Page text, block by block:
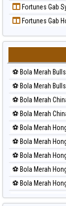
Prediksi Sydney
Prediksi Sydney
Prediksi Sydney
Prediksi Sydney
Prediksi Taipei
Prediksi Taiwan
Fortunes Gab
Fortunes Gab
⚽ Bola Merah
⚽ Bola Merah
⚽ Bola Merah
⚽ Bola Merah
⚽ Bola Merah
⚽ Bola Merah
⚽ Bola Merah
⚽ Bola Merah
⚽ Bola Merah
⚽ Bola Merah